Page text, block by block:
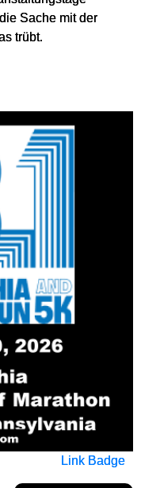
Sache mit der
trübt.
Link Badge